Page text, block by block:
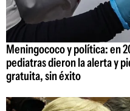
Meningococo y política: en
pediatras dieron la alerta y
gratuita, sin éxito